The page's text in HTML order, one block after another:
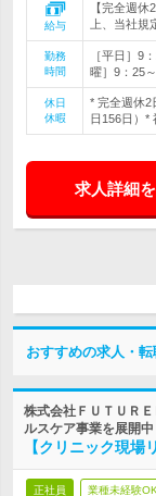
給与
【完全週
上、当社
勤務
時間
［平日］9
曜］9：25
休日
休暇
* 完全週休2
日156日）*
求人詳細
おすすめの求人・転
株式会社ＦＵＴＵＲ
ルスケア事業を展開中
【クリニック現場
正社員 業種未経験OK